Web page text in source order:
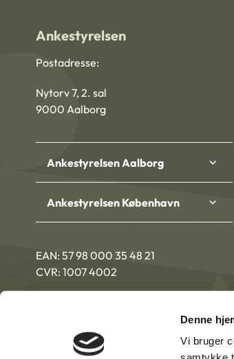
Denne
Vi bruger
Ankestyrelsen
Postadresse:
Nytorv 7, 2. sal
9000 Aalborg
Ankestyrelsen Aalborg
Ankestyrelsen København
EAN: 57 98 000 35 48 21
CVR: 1007 4002